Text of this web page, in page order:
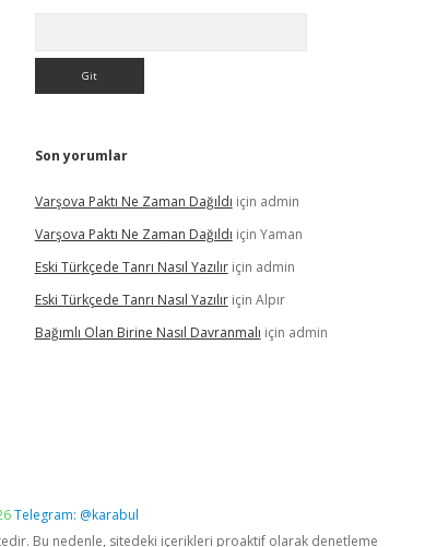
Son yorumlar
Varşova Paktı Ne Zaman Dağıldı için admin
Varşova Paktı Ne Zaman Dağıldı için Yaman
Eski Türkçede Tanrı Nasıl Yazılıriçin admin
Eski Türkçede Tanrı Nasıl Yazılıriçin Alpır
Bağımlı Olan Birine Nasıl Davranmalı için admin
Telegram: @karabul
Bu nedenle, sitedeki içerikleri proaktif olarak denetleme